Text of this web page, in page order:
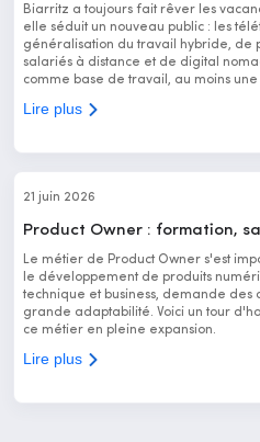
Biarritz a toujours fait rêver les
elle séduit un nouveau public : les
généralisation du travail hybride, de
salariés à distance et de digital
comme base de travail, au moins
Lire plus
21 juin 2026
Product Owner : formation,
Le métier de Product Owner s'est
le développement de produits
technique et business, demande des
grande adaptabilité. Voici un tour
ce métier en pleine expansion.
Lire plus